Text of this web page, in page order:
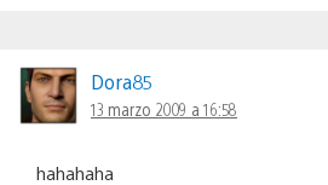
Dora85
13 marzo 2009 a 16:58
hahahaha